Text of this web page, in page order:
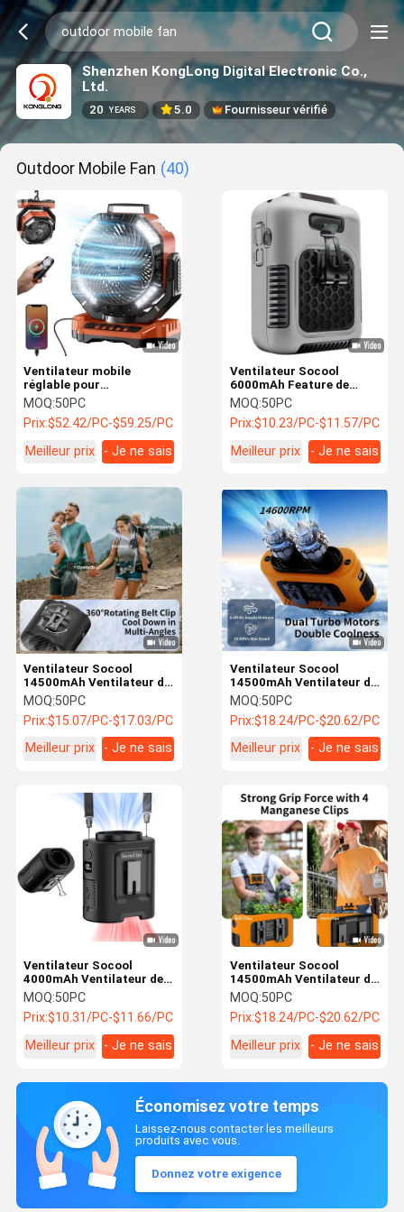
Shenzhen KongLong Digital Electronic Co.,
Ltd.
20 YEARS 5.0 Fournisseur vérifié
Outdoor Mobile Fan (40)
Ventilateur mobile
réglable pour
refroidissement
intérieur/extérieur en
déplacement
MOQ:50PC
Prix:$52.42/PC-$59.25/PC
Meilleur prix
- Je ne sais
Ventilateur Socool
6000mAh Feature de
lumière LED Ventilateur
mobile réglable
Ventilateur
multifonctionnel de taille
avec un niveau de bruit
inférieur à 50 dB
MOQ:50PC
Prix:$10.23/PC-$11.57/PC
Meilleur prix
- Je ne sais
Ventilateur Socool
14500mAh Ventilateur de
taille Restez au frais en
déplacement Avec notre
ventilateur mobile
réglable de type C et une
batterie rechargeable
Ventilateur extérieur
MOQ:50PC
Prix:$15.07/PC-$17.03/PC
Meilleur prix
- Je ne sais
Ventilateur Socool
14500mAh Ventilateur de
taille en clip Orange Noir
Ventilateur mobile
réglable Type-C Source
d'alimentation pour une
solution de
refroidissement portable
MOQ:50PC
Prix:$18.24/PC-$20.62/PC
Meilleur prix
- Je ne sais
Ventilateur Socool
4000mAh Ventilateur de
taille en clip Orange Noir
Ventilateur mobile
réglable ABS Corps
Ventilateur en silicone
Veste et crochet en acier
manganèse pour
extérieur
MOQ:50PC
Prix:$10.31/PC-$11.66/PC
Meilleur prix
- Je ne sais
Ventilateur Socool
14500mAh Ventilateur de
taille avec batterie
rechargeable
multifonctionnel
Ventilateur portable avec
source d'alimentation de
type C Ventilateur turbo
MOQ:50PC
Prix:$18.24/PC-$20.62/PC
Meilleur prix
- Je ne sais
Économisez votre temps
Laissez-nous contacter les meilleurs
produits avec vous.
Donnez votre exigence